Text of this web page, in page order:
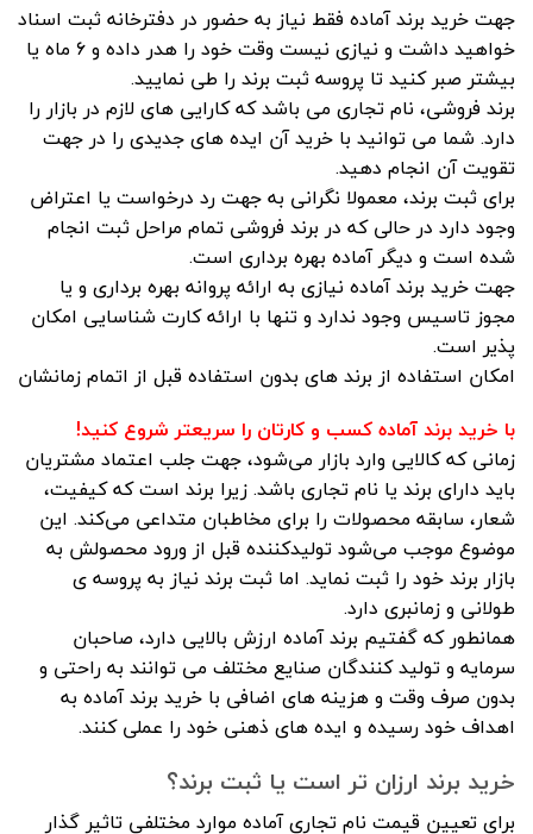
جهت خرید برند آماده فقط نیاز به حضور در دفترخانه ثبت اسناد
خواهید داشت و نیازی نیست وقت خود را هدر داده و ۶ ماه یا
بیشتر صبر کنید تا پروسه ثبت برند را طی نمایید.
برند فروشی، نام تجاری می باشد که کارایی های لازم در بازار را
دارد. شما می توانید با خرید آن ایده های جدیدی را در جهت
تقویت آن انجام دهید.
برای ثبت برند، معمولا نگرانی به جهت رد درخواست یا اعتراض
وجود دارد در حالی که در برند فروشی تمام مراحل ثبت انجام
شده است و دیگر آماده بهره برداری است.
جهت خرید برند آماده نیازی به ارائه پروانه بهره برداری و یا
مجوز تاسیس وجود ندارد و تنها با ارائه کارت شناسایی امکان
پذیر است.
امکان استفاده از برند های بدون استفاده قبل از اتمام زمانشان
با خرید برند آماده کسب و کارتان را سریعتر شروع کنید!
زمانی که کالایی وارد بازار می‌شود، جهت جلب اعتماد مشتریان
باید دارای برند یا نام تجاری باشد. زیرا برند است که کیفیت،
شعار، سابقه محصولات را برای مخاطبان متداعی می‌کند. این
موضوع موجب می‌شود تولیدکننده قبل از ورود محصولش به
بازار برند خود را ثبت نماید. اما ثبت برند نیاز به پروسه ی
طولانی و زمانبری دارد.
همانطور که گفتیم برند آماده ارزش بالایی دارد، صاحبان
سرمایه و تولید کنندگان صنایع مختلف می توانند به راحتی و
بدون صرف وقت و هزینه های اضافی با خرید برند آماده به
اهداف خود رسیده و ایده های ذهنی خود را عملی کنند.
خرید برند ارزان تر است یا ثبت برند؟
برای تعیین قیمت نام تجاری آماده موارد مختلفی تاثیر گذار